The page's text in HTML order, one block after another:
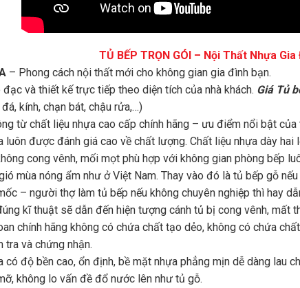
TỦ BẾP TRỌN GÓI – Nội Thất Nhựa
– Phong cách nội thất mới cho không gian gia đình bạn.
và thiết kế trực tiếp theo diện tích của nhà khách. Giá Tủ
kính, chạn bát, chậu rửa,…)
từ chất liệu nhựa cao cấp chính hãng – ưu điểm nổi bật của
luôn được đánh giá cao về chất lượng. Chất liệu nhựa dày
cong vênh, mối mọt phù hợp với không gian phòng bếp
mùa nóng ẩm như ở Việt Nam. Thay vào đó là tủ bếp gỗ
– người thợ làm tủ bếp nếu không chuyên nghiệp thì hay
kĩ thuật sẽ dẫn đến hiện tượng cánh tủ bị cong vênh, mất
chính hãng không có chứa chất tạo dẻo, không có chứa
và chứng nhận.
có độ bền cao, ổn định, bề mặt nhựa phẳng mịn dễ dàng lau
không lo vấn đề đổ nước lên như tủ gỗ.